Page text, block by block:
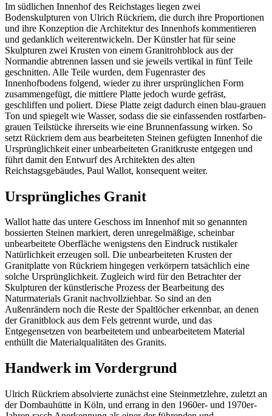
Im südlichen Innenhof des Reichstages liegen zwei
Bodenskulpturen von Ulrich Rückriem, die durch ihre Proportionen
und ihre Konzeption die Architektur des Innenhofs kommentieren
und gedanklich weiterentwickeln. Der Künstler hat für seine
Skulpturen zwei Krusten von einem Granitrohblock aus der
Normandie abtrennen lassen und sie jeweils vertikal in fünf Teile
geschnitten. Alle Teile wurden, dem Fugenraster des
Innenhofbodens folgend, wieder zu ihrer ursprünglichen Form
zusammengefügt, die mittlere Platte jedoch wurde gefräst,
geschliffen und poliert. Diese Platte zeigt dadurch einen blau-grauen
Ton und spiegelt wie Wasser, sodass die sie einfassenden rostfarben-
grauen Teilstücke ihrerseits wie eine Brunnenfassung wirken. So
setzt Rückriem dem aus bearbeiteten Steinen gefügten Innenhof die
Ursprünglichkeit einer unbearbeiteten Granitkruste entgegen und
führt damit den Entwurf des Architekten des alten
Reichstagsgebäudes, Paul Wallot, konsequent weiter.
Ursprüngliches Granit
Wallot hatte das untere Geschoss im Innenhof mit so genannten
bossierten Steinen markiert, deren unregelmäßige, scheinbar
unbearbeitete Oberfläche wenigstens den Eindruck rustikaler
Natürlichkeit erzeugen soll. Die unbearbeiteten Krusten der
Granitplatte von Rückriem hingegen verkörpern tatsächlich eine
solche Ursprünglichkeit. Zugleich wird für den Betrachter der
Skulpturen der künstlerische Prozess der Bearbeitung des
Naturmaterials Granit nachvollziehbar. So sind an den
Außenrändern noch die Reste der Spaltlöcher erkennbar, an denen
der Granitblock aus dem Fels getrennt wurde, und das
Entgegensetzen von bearbeitetem und unbearbeitetem Material
enthüllt die Materialqualitäten des Granits.
Handwerk im Vordergrund
Ulrich Rückriem absolvierte zunächst eine Steinmetzlehre, zuletzt an
der Dombauhütte in Köln, und errang in den 1960er- und 1970er-